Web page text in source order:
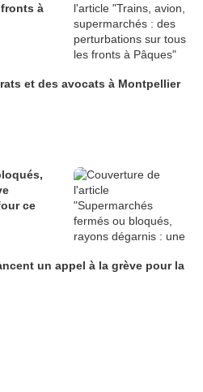
à
et des avocats à Montpellier
ce
un appel à la grève pour la